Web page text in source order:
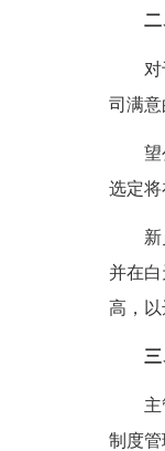
二
对于
司满意
望公
选定将
新员
并在
高，以
主管
制度管